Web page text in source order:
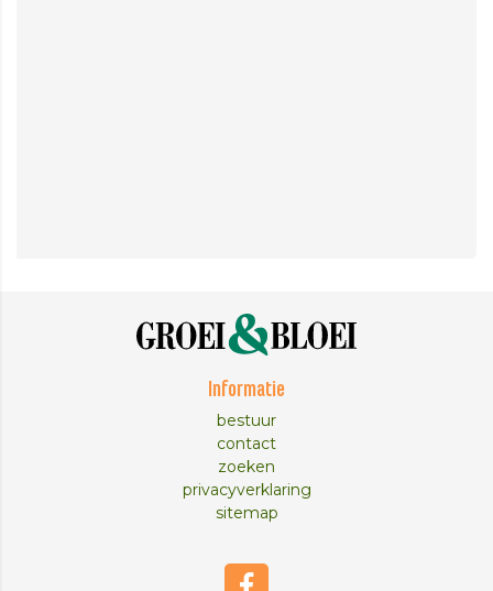
Informatie
bestuur
contact
zoeken
privacyverklaring
sitemap